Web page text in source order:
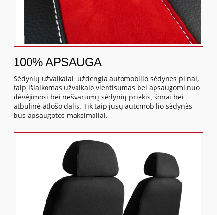
100% APSAUGA
Sėdynių užvalkalai uždengia automobilio sėdynes pilnai,
taip išlaikomas užvalkalo vientisumas bei apsaugomi nuo
dėvėjimosi bei nešvarumų sėdynių priekis, šonai bei
atbulinė atlošo dalis. Tik taip jūsų automobilio sėdynės
bus apsaugotos maksimaliai.